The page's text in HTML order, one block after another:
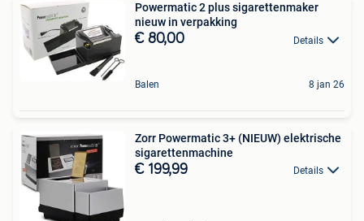
Powermatic 2 plus sigarettenmaker
nieuw in verpakking
€ 80,00 Details
Balen 8 jan 26
Zorr Powermatic 3+ (NIEUW) elektrische
sigarettenmachine
€ 199,99 Details